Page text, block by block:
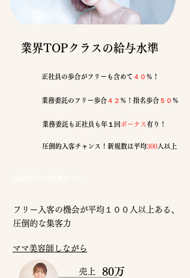
​業界TOPクラスの給与水準
正社員の歩合がフリーも含めて ４０ ％！
業務委託のフリー歩合４２ ％！指名歩合 ５０ ％
業務委託も正社員も年１回ボーナス有り！
圧倒的入客チャンス！新規数は平均300 人以上
フリー入客の機会が平均１００人以上ある、
圧倒的な集客力
ママ美容師しながら
売上 80万